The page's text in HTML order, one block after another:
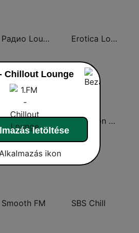
Радио Lounge FM Erotica Lounge
Skuizz Hits 50s- 70s Vibration Chill
Smooth FM SBS Chill
Chillout Lounge
letöltése